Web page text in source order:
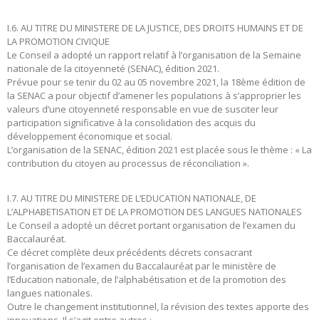
I.6. AU TITRE DU MINISTERE DE LA JUSTICE, DES DROITS HUMAINS ET DE
LA PROMOTION CIVIQUE
Le Conseil a adopté un rapport relatif à l’organisation de la Semaine
nationale de la citoyenneté (SENAC), édition 2021.
Prévue pour se tenir du 02 au 05 novembre 2021, la 18ème édition de
la SENAC a pour objectif d’amener les populations à s’approprier les
valeurs d’une citoyenneté responsable en vue de susciter leur
participation significative à la consolidation des acquis du
développement économique et social.
L’organisation de la SENAC, édition 2021 est placée sous le thème : « La
contribution du citoyen au processus de réconciliation ».
I.7. AU TITRE DU MINISTERE DE L’EDUCATION NATIONALE, DE
L’ALPHABETISATION ET DE LA PROMOTION DES LANGUES NATIONALES
Le Conseil a adopté un décret portant organisation de l’examen du
Baccalauréat.
Ce décret complète deux précédents décrets consacrant
l’organisation de l’examen du Baccalauréat par le ministère de
l’Education nationale, de l’alphabétisation et de la promotion des
langues nationales.
Outre le changement institutionnel, la révision des textes apporte des